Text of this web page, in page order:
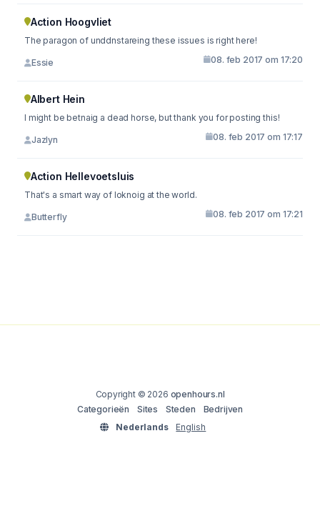
Action Hoogvliet
The paragon of unddnstareing these issues is right here!
Essie 08. feb 2017 om 17:20
Albert Hein
I might be betnaig a dead horse, but thank you for posting this!
Jazlyn 08. feb 2017 om 17:17
Action Hellevoetsluis
That's a smart way of loknoig at the world.
Butterfly 08. feb 2017 om 17:21
Copyright © 2026 openhours.nl
Categorieën
Sites Steden
Bedrijven
Nederlands
English